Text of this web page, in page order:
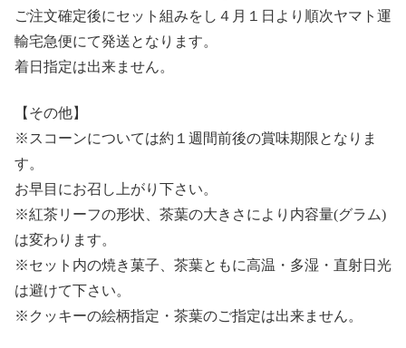
ご注文確定後にセット組みをし４月１日より順次ヤマト運
輸宅急便にて発送となります。
着日指定は出来ません。
【その他】
※スコーンについては約１週間前後の賞味期限となりま
す。
お早目にお召し上がり下さい。
※紅茶リーフの形状、茶葉の大きさにより内容量(グラム)
は変わります。
※セット内の焼き菓子、茶葉ともに高温・多湿・直射日光
は避けて下さい。
※クッキーの絵柄指定・茶葉のご指定は出来ません。